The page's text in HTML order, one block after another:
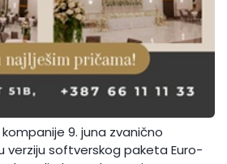
9. juna zvanično
verziju softverskog paketa Euro-